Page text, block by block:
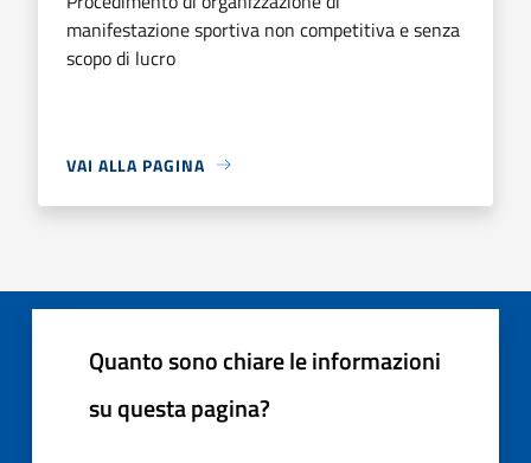
manifestazione sportiva non competitiva e senza
scopo di lucro
VAI ALLA PAGINA
Quanto sono chiare le informazioni
su questa pagina?